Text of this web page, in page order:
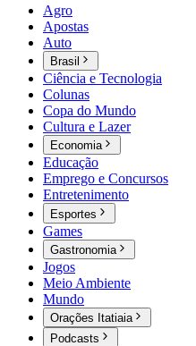
Agro
Apostas
Auto
Brasil
Ciência e Tecnologia
Colunas
Copa do Mundo
Cultura e Lazer
Economia
Educação
Emprego e Concursos
Entretenimento
Esportes
Games
Gastronomia
Jogos
Meio Ambiente
Mundo
Orações Itatiaia
Podcasts